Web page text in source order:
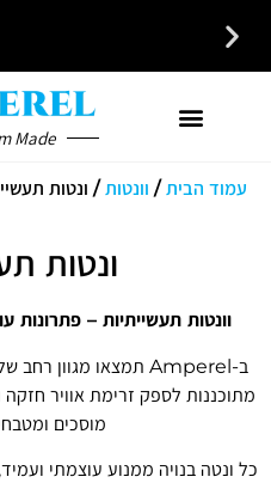
כל פתרונות האוורור והחימום במקום
Made
עמוד הבית / וונטות / ונטות
ונטות
וונטות תעשייתיות – פתרונות
ב-Amperel תמצאו מגוון רחב של
מתוכננות לספק זרימת אוויר חזקה
מוסכים
כל ונטה בנויה ממנוע עוצמתי